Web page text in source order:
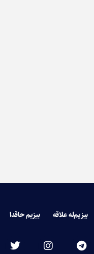
بیزیم‌له علاقه بیزیم حاقدا